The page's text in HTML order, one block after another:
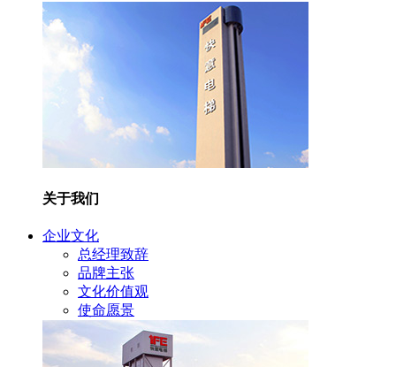
关于我们
企业文化
总经理致辞
品牌主张
文化价值观
使命愿景